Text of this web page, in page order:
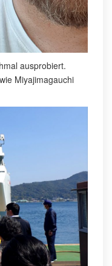
ausprobiert.
Miyajimagauchi